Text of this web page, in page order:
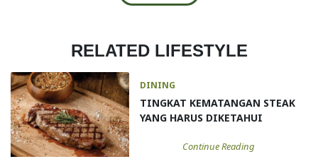
RELATED LIFESTYLE
DINING
TINGKAT KEMATANGAN STEAK
YANG HARUS DIKETAHUI
Continue Reading